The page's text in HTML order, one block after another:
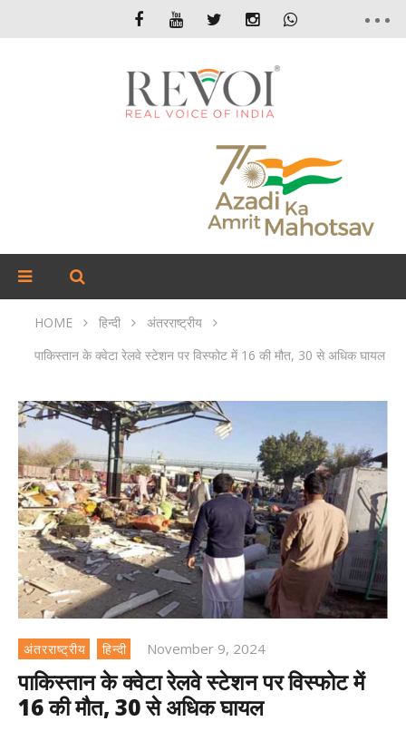
HOME हिन्दी
अंतरराष्ट्रीय
पाकिस्तान के क्वेटा रेलवे स्टेशन पर विस्फोट में 16 की मौत, 30 से अधिक घायल
अंतरराष्ट्रीय हिन्दी November 9, 2024
पाकिस्तान के क्वेटा रेलवे स्टेशन पर विस्फोट में
16 की मौत, 30 से अधिक घायल